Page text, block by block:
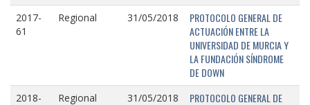
2017-
61
Regional 31/05/2018
PROTOCOLO GENERAL DE
ACTUACIÓN ENTRE LA
UNIVERSIDAD DE MURCIA Y
LA FUNDACIÓN SÍNDROME
DE DOWN
2018-
Regional 31/05/2018
PROTOCOLO GENERAL DE